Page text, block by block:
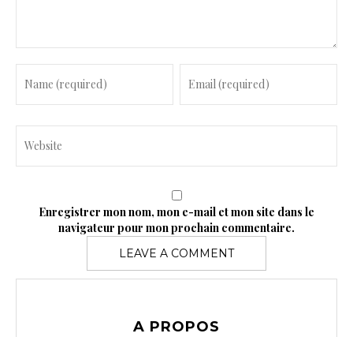
Enregistrer mon nom, mon e-mail et mon site dans le
navigateur pour mon prochain commentaire.
A PROPOS